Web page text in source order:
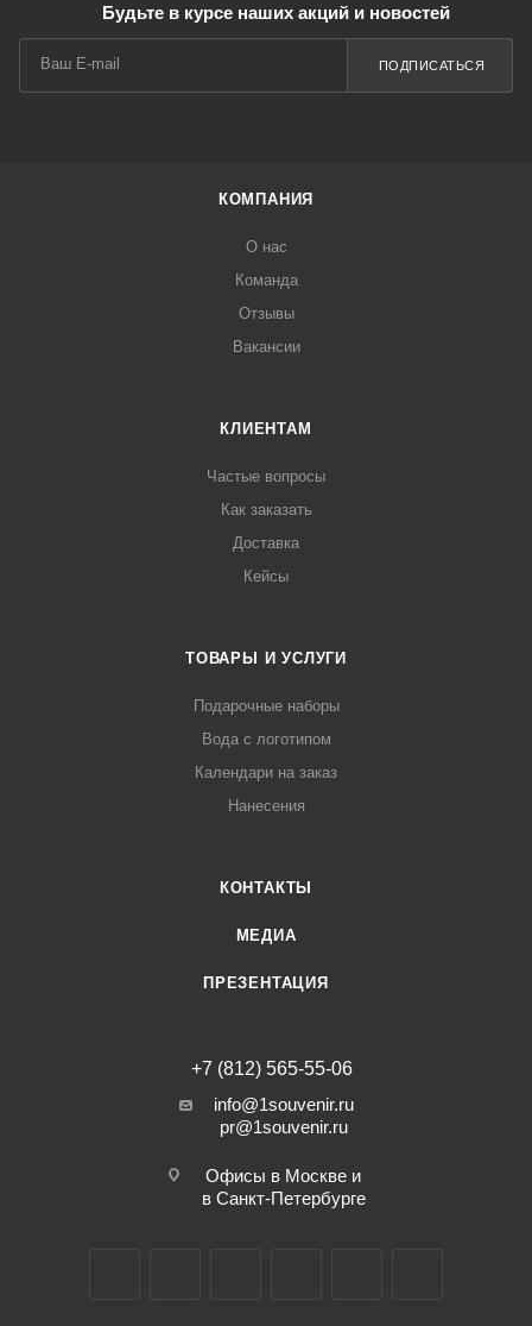
Будьте в курсе наших акций и новостей
ПОДПИСАТЬСЯ
КОМПАНИЯ
О нас
Команда
Отзывы
Вакансии
КЛИЕНТАМ
Частые вопросы
Как заказать
Доставка
Кейсы
ТОВАРЫ И УСЛУГИ
Подарочные наборы
Вода с логотипом
Календари на заказ
Нанесения
КОНТАКТЫ
МЕДИА
ПРЕЗЕНТАЦИЯ
+7 (812) 565-55-06
info@1souvenir.ru
pr@1souvenir.ru
Офисы в Москве и
в Санкт-Петербурге